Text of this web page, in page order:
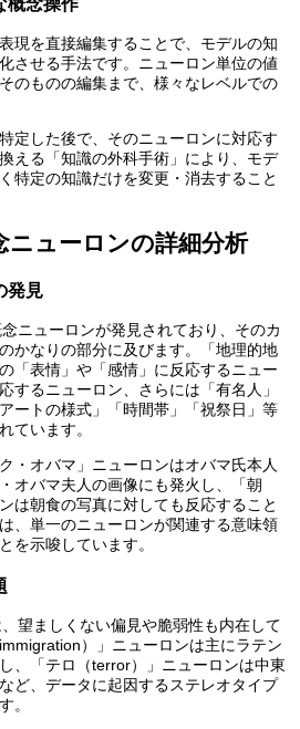
現を直接編集することで、モデルの知
させる手法です。ニューロン単位の値
のものの編集まで、様々なレベルでの
定した後で、そのニューロンに対応す
える「知識の外科手術」により、モデ
特定の知識だけを変更・消去すること
ニューロンの詳細分析
発見
ニューロンが発見されており、そのカ
かなりの部分に及びます。「地理的地
「表情」や「感情」に反応するニュー
するニューロン、さらには「有名人」
ートの様式」「時間帯」「祝祭日」等
ています。
・オバマ」ニューロンはオバマ氏本人
オバマ夫人の画像にも発火し、「朝
は朝食の写真に対しても反応すること
、単一のニューロンが関連する意味領
を示唆しています。
望ましくない偏見や脆弱性も内在して
）」ニューロンは主にラテン
、「テロ（terror）」ニューロンは中東
ど、データに起因するステレオタイプ
。